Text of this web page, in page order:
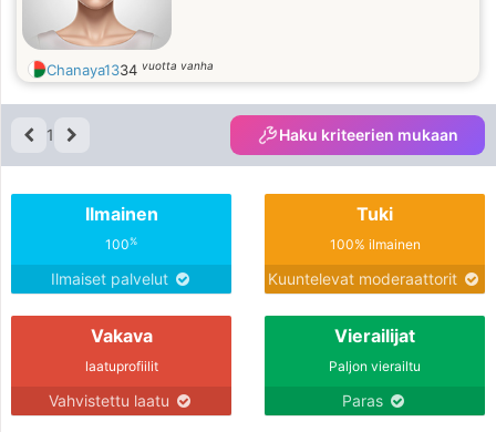
Chanaya1334 vuotta vanha
1 Haku kriteerien mukaan
Ilmainen
100%
Ilmaiset palvelut
Tuki
100% ilmainen
Kuuntelevat moderaattorit
Vakava
laatuprofiilit
Vahvistettu laatu
Vierailijat
Paljon vierailtu
Paras